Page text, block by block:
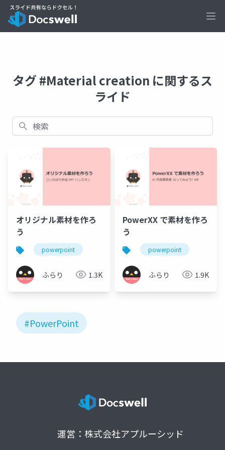
タグ #Material creation に関するス
ライド
検索
オリジナル素材を作ろ
う
powerpoint
ふらり 1.3K
PowerXX で素材を作ろ
う
powerpoint
ふらり 1.9K
#PowerPoint
運営：株式会社アプルーシッド